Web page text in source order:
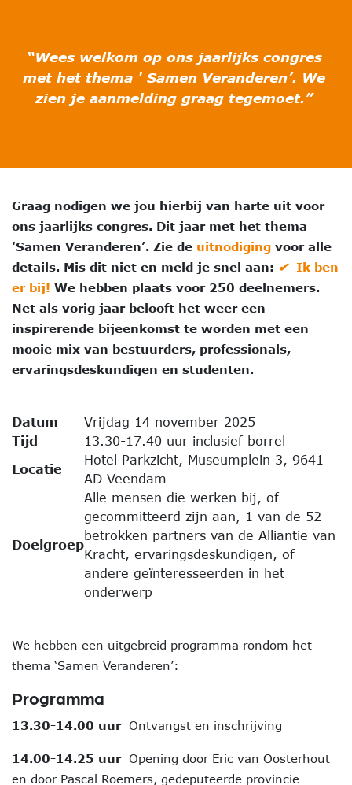
“Wees welkom op ons jaarlijks congres
met het thema ' Samen Veranderen’. We
zien je aanmelding graag tegemoet.”
Graag nodigen we jou hierbij van harte uit voor
ons jaarlijks congres. Dit jaar met het thema
'Samen Veranderen’. Zie de uitnodiging voor alle
details. Mis dit niet en meld je snel aan: ✔Ik ben
er bij! We hebben plaats voor 250 deelnemers.
Net als vorig jaar belooft het weer een
inspirerende bijeenkomst te worden met een
mooie mix van bestuurders, professionals,
ervaringsdeskundigen en studenten.
Datum
Vrijdag 14 november 2025
Tijd
13.30-17.40 uur inclusief borrel
Locatie
Hotel Parkzicht, Museumplein 3, 9641
AD Veendam
Doelgroep
Alle mensen die werken bij, of
gecommitteerd zijn aan, 1 van de 52
betrokken partners van de Alliantie van
Kracht, ervaringsdeskundigen, of
andere geïnteresseerden in het
onderwerp
We hebben een uitgebreid programma rondom het
thema ‘Samen Veranderen’:
Programma
13.30-14.00 uurOntvangst en inschrijving
14.00-14.25 uurOpening door Eric van Oosterhout
en door Pascal Roemers, gedeputeerde provincie